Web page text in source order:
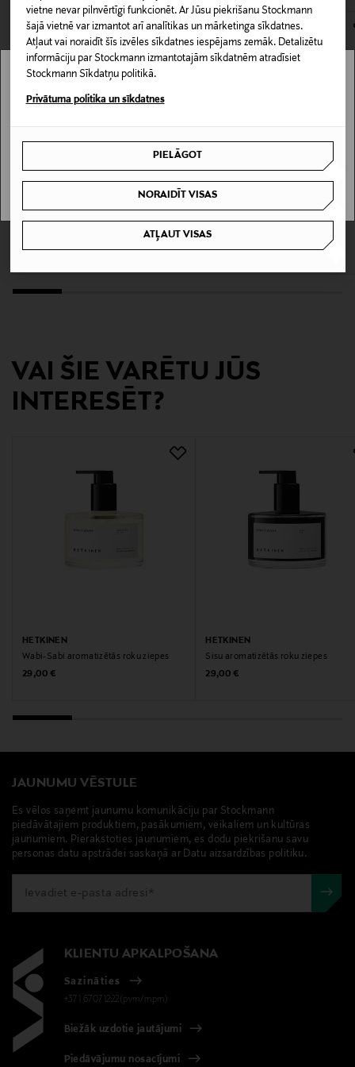
vietne nevar pilnvērtīgi funkcionēt. Ar Jūsu piekrišanu Stockmann
šajā vietnē var izmantot arī analītikas un mārketinga sīkdatnes.
Atļaut vai noraidīt šīs izvēles sīkdatnes iespējams zemāk. Detalizētu
informāciju par Stockmann izmantotajām sīkdatnēm atradīsiet
Stockmann Sīkdatņu politikā.
Privātuma politika un sīkdatnes
PIELĀGOT
NORAIDĪT VISAS
ATĻAUT VISAS
Iepakojuma izmērs
200 ml
Krāsa
200 ml
Ražotājvalsts
ASV
Ražotāja daļas numurs
Ražotājs
Kao Finland Oy
Unioninkatu 24, 00130, Helsinki, Finland
Digitālā adrese
asiakaspalvelu@kao.com
kas tiek atdoti atpakaļ, ir jābūt to sākotnējā neatvērtajā
iepakojumā.
PREČU ATGRIEŠANAS POLITIKA
Volume Conditioner kondicionieris, 100
LOJALITĀTES PIEDĀVĀJUMS 21%
Silver Conditioner sudraba
VAI ŠIE VARĒTU JŪS
INTERESĒT?
HETKINEN
Wabi-Sabi aromatizētās roku ziepes
Original Price
29,00 €
HETKINEN
Sisu aromatizētās roku ziepes
Original Price
29,00 €
JAUNUMU VĒSTULE
Es vēlos saņemt jaunumu komunikāciju par Stockmann
piedāvātajiem produktiem, pasākumiem, veikaliem un kultūras
jaunumiem. Pierakstoties jaunumiem, es dodu piekrišanu savu
personas datu apstrādei saskaņā ar Datu aizsardzības politiku.
KLIENTU APKALPOŠANA
Sazināties
+371 67071222(pvm/mpm)
Biežāk uzdotie jautājumi
Piedāvājumu nosacījumi
Stockmann nav pieejams tavā valstī.
I UNDERSTAND